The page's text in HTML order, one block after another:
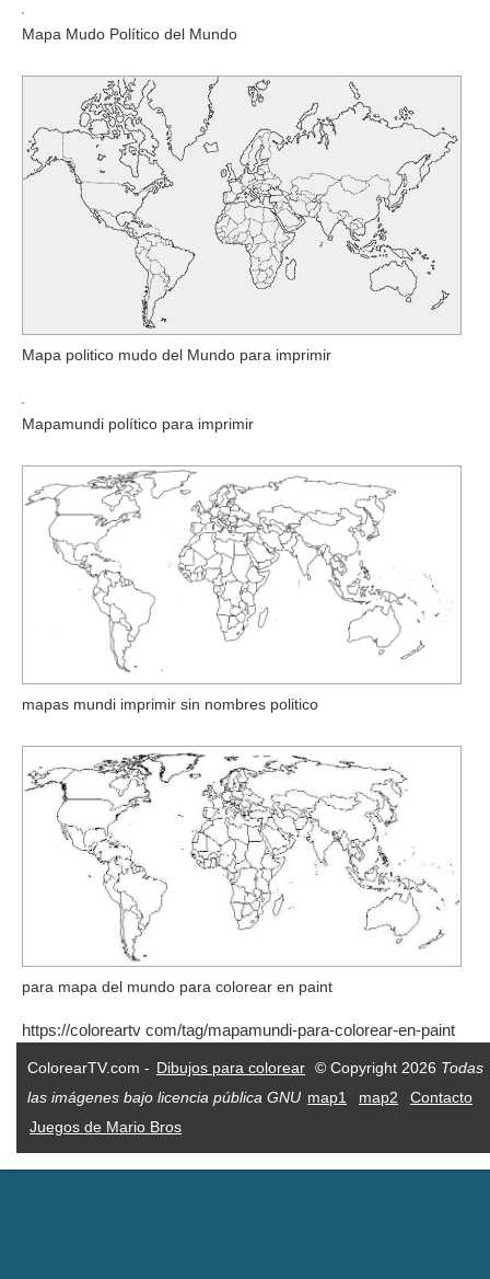
Mapa Mudo Político del Mundo
Mapa politico mudo del Mundo para imprimir
Mapamundi político para imprimir
mapas mundi imprimir sin nombres politico
para mapa del mundo para colorear en paint
https://coloreartv com/tag/mapamundi-para-colorear-en-paint
ColorearTV.com - Dibujos para colorear © Copyright 2026 Todas
las imágenes bajo licencia pública GNU map1 map2
Contacto
Juegos de Mario Bros